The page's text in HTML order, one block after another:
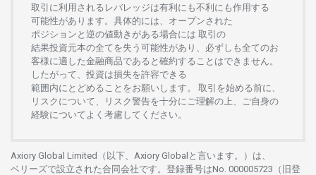
取引に利用さ れる レバレッジは有利にも不利にも作用する
可能性があります。 具体的には、 オープンさ れた
ポジションと 逆の値動きがある場合には 取引の
結果投資元本の全てを失う 可能性があり、 必ずしも全てのお
客様に適した金融商品であると 確約することはできません。
したがって、 投資は損失を許容できる
範囲内にとどめることをお願いします 。 取引を始める前に、
リスクについて、
リスク警告を十分に ご理解の 上、 ご自身の
経験について よく 考慮してください。
Axiory Global Limited（以下、Axiory Globalと言います。）は、
ベリーズで設立さ れた合同会社です。 登録番号はNo. 000005723（旧登